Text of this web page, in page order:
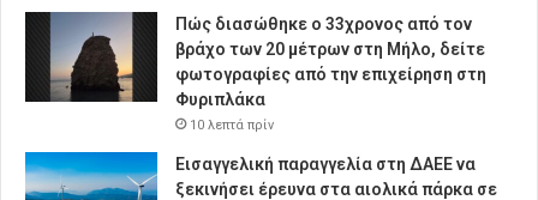
Πώς διασώθηκε ο 33χρονος από τον
βράχο των 20 μέτρων στη Μήλο, δείτε
φωτογραφίες από την επιχείρηση στη
Φυριπλάκα
10 λεπτά πρίν
Εισαγγελική παραγγελία στη ΔΑΕΕ να
ξεκινήσει έρευνα στα αιολικά πάρκα σε